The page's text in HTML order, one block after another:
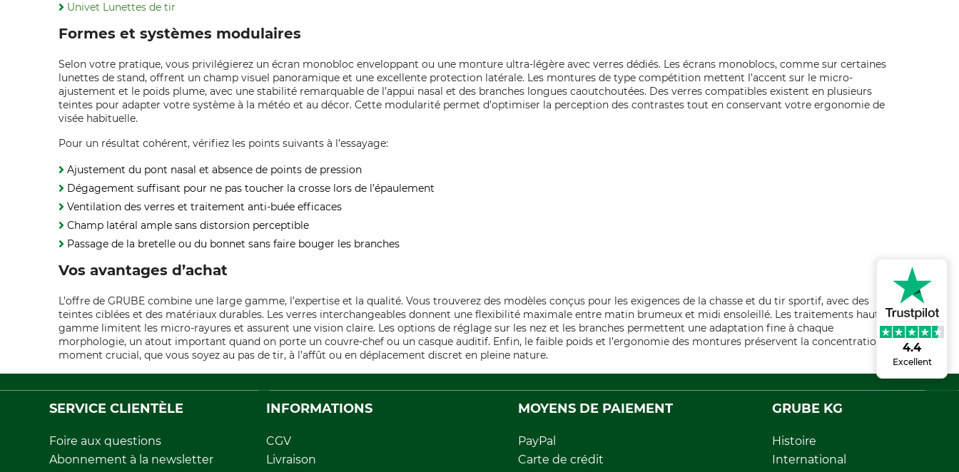
4.4
Excellent
Univet Lunettes de tir
Formes et systèmes modulaires
Selon votre pratique, vous privilégierez un écran monobloc enveloppant ou une monture ultra-légère avec verres dédiés. Les écrans monoblocs, comme sur certaines
lunettes de stand, offrent un champ visuel panoramique et une excellente protection latérale. Les montures de type compétition mettent l’accent sur le micro-
ajustement et le poids plume, avec une stabilité remarquable de l’appui nasal et des branches longues caoutchoutées. Des verres compatibles existent en plusieurs
teintes pour adapter votre système à la météo et au décor. Cette modularité permet d’optimiser la perception des contrastes tout en conservant votre ergonomie de
visée habituelle.
Pour un résultat cohérent, vérifiez les points suivants à l’essayage:
Ajustement du pont nasal et absence de points de pression
Dégagement suffisant pour ne pas toucher la crosse lors de l’épaulement
Ventilation des verres et traitement anti-buée efficaces
Champ latéral ample sans distorsion perceptible
Passage de la bretelle ou du bonnet sans faire bouger les branches
Vos avantages d’achat
L’offre de GRUBE combine une large gamme, l’expertise et la qualité. Vous trouverez des modèles conçus pour les exigences de la chasse et du tir sportif, avec des
teintes ciblées et des matériaux durables. Les verres interchangeables donnent une flexibilité maximale entre matin brumeux et midi ensoleillé. Les traitements haut de
gamme limitent les micro-rayures et assurent une vision claire. Les options de réglage sur les nez et les branches permettent une adaptation fine à chaque
morphologie, un atout important quand on porte un couvre-chef ou un casque auditif. Enfin, le faible poids et l’ergonomie des montures préservent la concentration au
moment crucial, que vous soyez au pas de tir, à l’affût ou en déplacement discret en pleine nature.
SERVICE CLIENTÈLE
Foire aux questions
Abonnement à la newsletter
INFORMATIONS
CGV
Livraison
MOYENS DE PAIEMENT
PayPal
Carte de crédit
GRUBE KG
Histoire
International